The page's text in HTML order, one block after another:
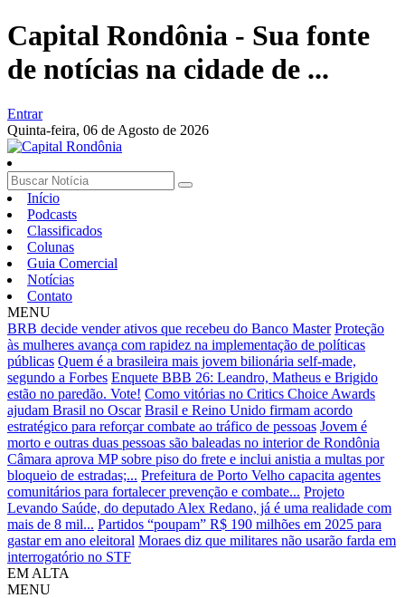
Capital Rondônia - Sua fonte
de notícias na cidade de ...
Entrar
Quinta-feira, 06 de Agosto de 2026
Início
Podcasts
Classificados
Colunas
Guia Comercial
Notícias
Contato
MENU
BRB decide vender ativos que recebeu do Banco Master Proteção
às mulheres avança com rapidez na implementação de políticas
públicas Quem é a brasileira mais jovem bilionária self-made,
segundo a Forbes Enquete BBB 26: Leandro, Matheus e Brigido
estão no paredão. Vote! Como vitórias no Critics Choice Awards
ajudam Brasil no Oscar Brasil e Reino Unido firmam acordo
estratégico para reforçar combate ao tráfico de pessoas Jovem é
morto e outras duas pessoas são baleadas no interior de Rondônia
Câmara aprova MP sobre piso do frete e inclui anistia a multas por
bloqueio de estradas;... Prefeitura de Porto Velho capacita agentes
comunitários para fortalecer prevenção e combate... Projeto
Levando Saúde, do deputado Alex Redano, já é uma realidade com
mais de 8 mil... Partidos “poupam” R$ 190 milhões em 2025 para
gastar em ano eleitoral Moraes diz que militares não usarão farda em
interrogatório no STF
EM ALTA
MENU